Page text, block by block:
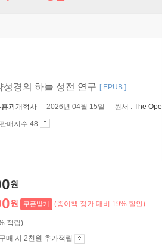
성경의 하늘 성전 연구 [ EPUB ]
흥과개혁사 2026년 04월 15일 원서 : The
판매지수 48
원
원 쿠폰받기 (종이책 정가 대비 19% 할인)
적립)
매 시 2천원 추가적립